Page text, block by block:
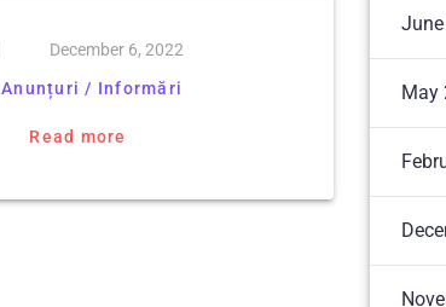
December 6, 2022
Anunțuri / Informări
Read more
May